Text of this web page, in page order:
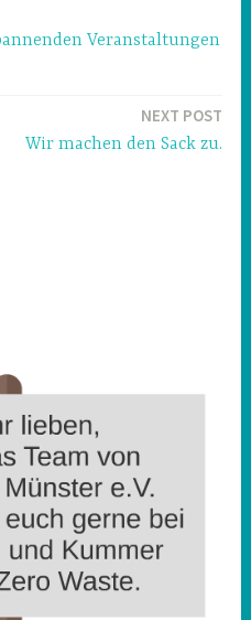
Veranstaltungen
NEXT POST
Wir machen den Sack zu.